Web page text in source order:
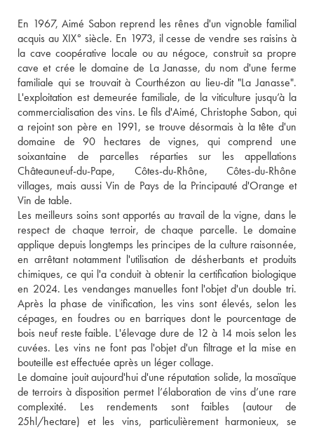
En 1967, Aimé Sabon reprend les rênes d'un vignoble familial
acquis au XIX° siècle. En 1973, il cesse de vendre ses raisins à
la cave coopérative locale ou au négoce, construit sa propre
cave et crée le domaine de La Janasse, du nom d'une ferme
familiale qui se trouvait à Courthézon au lieu-dit "La Janasse".
L'exploitation est demeurée familiale, de la viticulture jusqu’à la
commercialisation des vins. Le fils d'Aimé, Christophe Sabon, qui
a rejoint son père en 1991, se trouve désormais à la tête d'un
domaine de 90 hectares de vignes, qui comprend une
soixantaine de parcelles réparties sur les appellations
Châteauneuf-du-Pape, Côtes-du-Rhône, Côtes-du-Rhône
villages, mais aussi Vin de Pays de la Principauté d'Orange et
Vin de table.
Les meilleurs soins sont apportés au travail de la vigne, dans le
respect de chaque terroir, de chaque parcelle. Le domaine
applique depuis longtemps les principes de la culture raisonnée,
en arrêtant notamment l'utilisation de désherbants et produits
chimiques, ce qui l'a conduit à obtenir la certification biologique
en 2024. Les vendanges manuelles font l'objet d'un double tri.
Après la phase de vinification, les vins sont élevés, selon les
cépages, en foudres ou en barriques dont le pourcentage de
bois neuf reste faible. L'élevage dure de 12 à 14 mois selon les
cuvées. Les vins ne font pas l'objet d'un filtrage et la mise en
bouteille est effectuée après un léger collage.
Le domaine jouit aujourd'hui d'une réputation solide, la mosaïque
de terroirs à disposition permet l’élaboration de vins d’une rare
complexité. Les rendements sont faibles (autour de
25hl/hectare) et les vins, particulièrement harmonieux, se